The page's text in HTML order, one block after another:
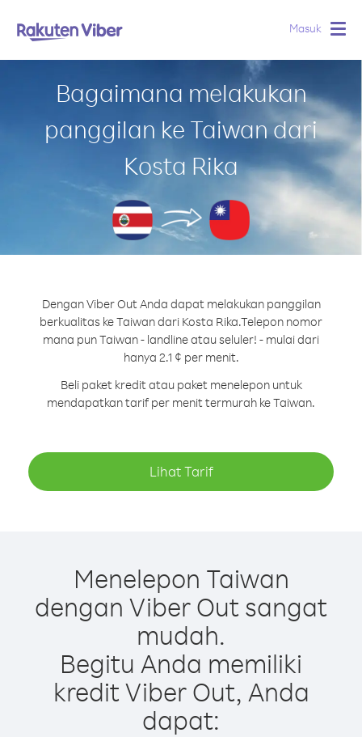
Masuk
Bagaimana melakukan
panggilan ke Taiwan dari
Kosta Rika
Dengan Viber Out Anda dapat melakukan panggilan
berkualitas ke Taiwan dari Kosta Rika.Telepon nomor
mana pun Taiwan - landline atau seluler! - mulai dari
hanya 2.1 ¢ per menit.
Beli paket kredit atau paket menelepon untuk
mendapatkan tarif per menit termurah ke Taiwan.
Lihat Tarif
Menelepon Taiwan
dengan Viber Out sangat
mudah.
Begitu Anda memiliki
kredit Viber Out, Anda
dapat: